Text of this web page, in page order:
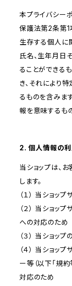
本プライバシー
保護法第2条第1
生存する個人に
氏名、生年月日
ることができる
き、それにより
るものを含みま
報を意味するも
2. 個人情報の
当ショップは、
します。
（１） 当ショッ
（２） 当ショッ
への対応のため
（３） 当ショッ
（４） 当ショッ
ー等（以下「規
対応のため